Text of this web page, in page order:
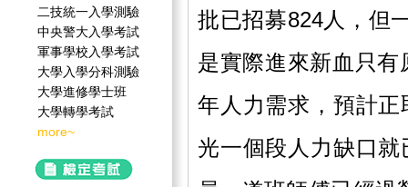
二技統一入學測驗
中央警大入學考試
軍事學校入學考試
大學入學分科測驗
大學進修學士班
大學轉學考試
more~
批已招募824人，但
是實際進來新血只
年人力需求，預計
光一個段人力缺口